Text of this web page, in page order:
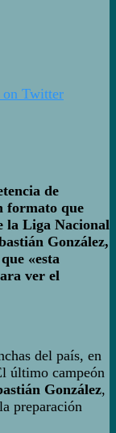
Twitter
de
formato que
la Liga Nacional
González,
«esta
ver el
del país, en
último campeón
González,
preparación